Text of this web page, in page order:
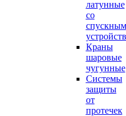
латунные
со
спускным
Краны
шаровые
чугунные
Системы
защиты
от
протечек